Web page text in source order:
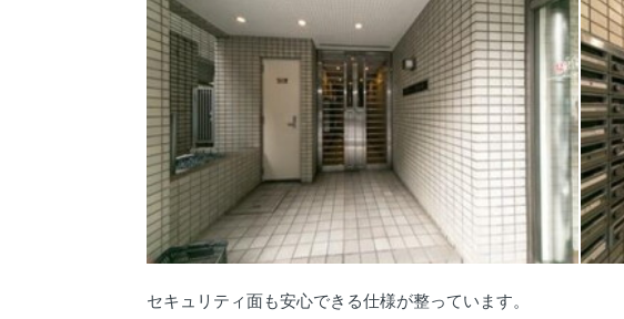
セキュリティ面も安心できる仕様が整っています。